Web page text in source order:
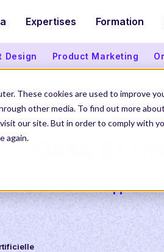
These cookies are used to improve
other media. To find out more
our site. But in order to comply with
again.
Expertises Formation
Design Product Marketing
Data Et
Apprenez